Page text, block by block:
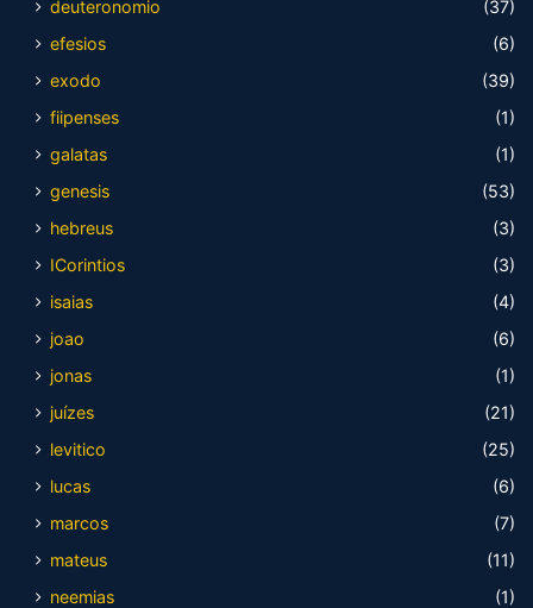
deuteronomio
(37)
efesios
(6)
exodo
(39)
fiipenses
(1)
galatas
(1)
genesis
(53)
hebreus
(3)
ICorintios
(3)
isaias
(4)
joao
(6)
jonas
(1)
juízes
(21)
levitico
(25)
lucas
(6)
marcos
(7)
mateus
(11)
neemias
(1)